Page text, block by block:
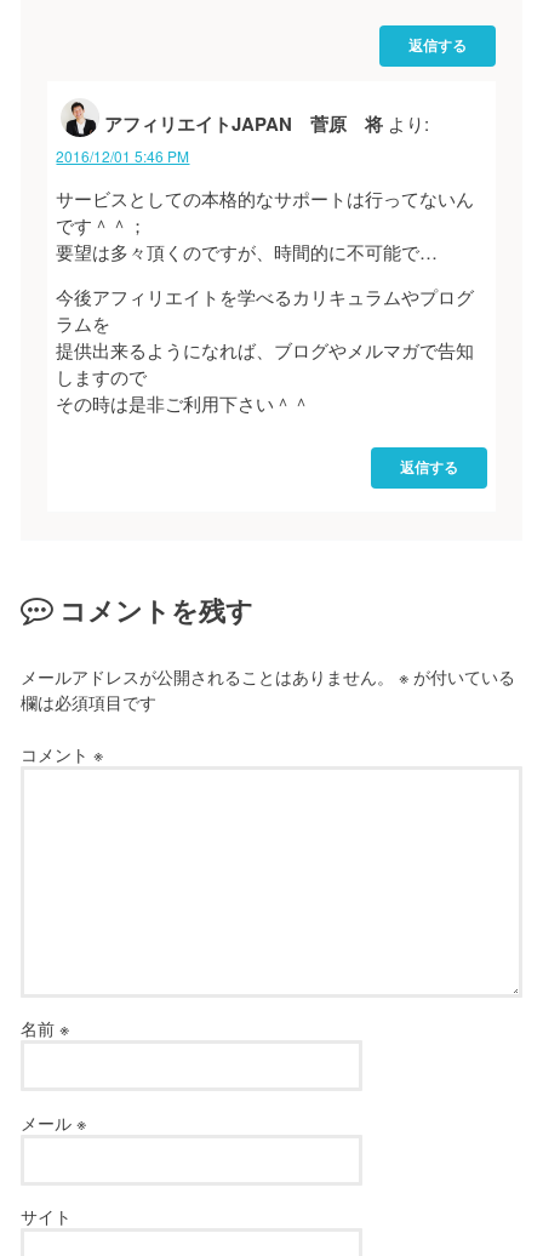
返信する
アフィリエイトJAPAN 菅原 将 より:
2016/12/01 5:46 PM
サービスとしての本格的なサポートは行ってないん
です＾＾；
要望は多々頂くのですが、時間的に不可能で…
今後アフィリエイトを学べるカリキュラムやプログ
ラムを
提供出来るようになれば、ブログやメルマガで告知
しますので
その時は是非ご利用下さい＾＾
返信する
コメントを残す
メールアドレスが公開されることはありません。 ※が付いている
欄は必須項目です
コメント ※
名前※
メール※
サイト